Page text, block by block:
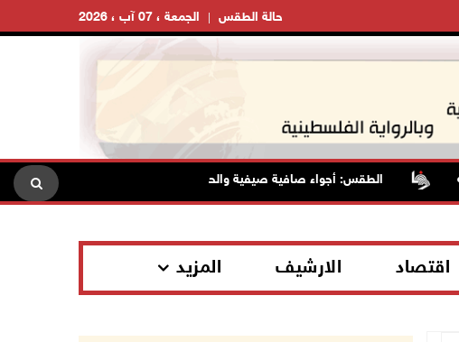
الجمعة ، 07 آب ، 2026 حالة الطقس
الطقس: أجواء صافية صيفية والحرارة حول معدلها العام
اقتصاد الارشيف المزيد